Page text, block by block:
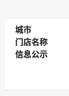
城市
城市
门店名称
门店名称
信息公示
信息公示